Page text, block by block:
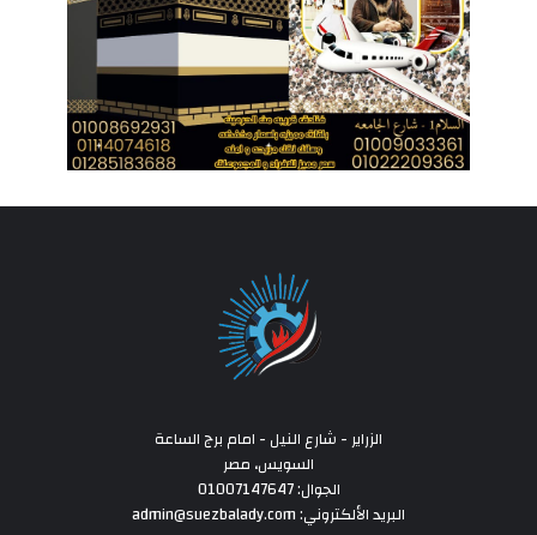
الزراير - شارع النيل - امام برج الساعة
السويس، مصر
الجوال: 01007147647
البريد الألكتروني: admin@suezbalady.com